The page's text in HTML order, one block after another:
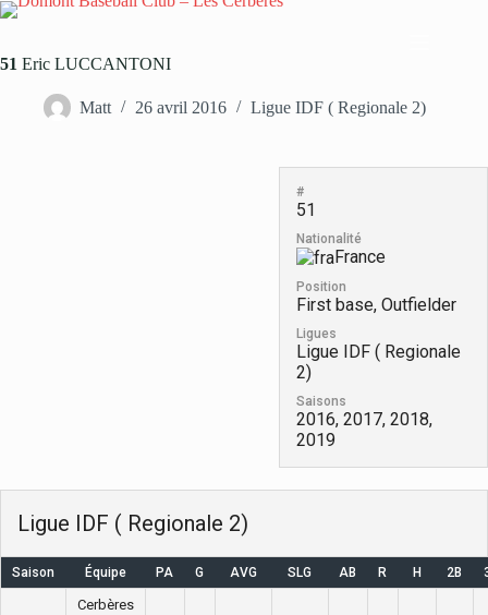
Passer
51 Eric LUCCANTONI
Matt 26 avril 2016 Ligue IDF ( Regionale 2)
#
51
Nationalité
France
Position
First base, Outfielder
Ligues
Ligue IDF ( Regionale
2)
Saisons
2016, 2017, 2018,
2019
Ligue IDF ( Regionale 2)
Saison Équipe PA G AVG SLG AB R H 2B
Cerbères